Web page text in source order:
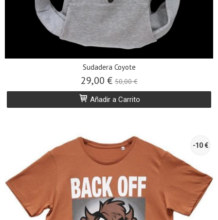
Sudadera Coyote
29,00 €50,00 €
Añadir a Carrito
-10 €